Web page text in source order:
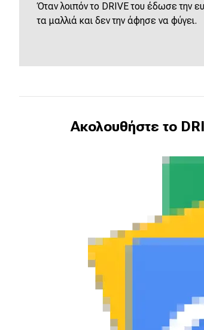
Όταν λοιπόν το DRIVE του έδωσε την
τα μαλλιά και δεν την άφησε να φύγει.
Ακολουθήστε το